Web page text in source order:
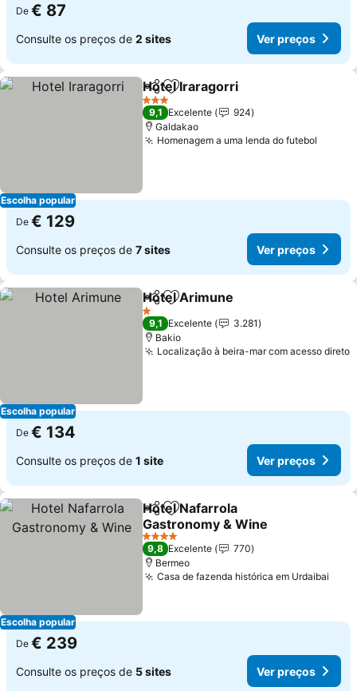
De € 87
Consulte os preços de 2 sites Ver preços
Escolha popular
PartilharAdicionar aos favoritos
Hotel Iraragorri
3 Estrelas
9,1 Excelente
924
Galdakao
Homenagem a uma lenda do futebol
De € 129
Consulte os preços de 7 sites Ver preços
Escolha popular
PartilharAdicionar aos favoritos
Hotel Arimune
1 Estrelas
9,1 Excelente
3.281
Bakio
Localização à beira-mar com acesso direto
De € 134
Consulte os preços de 1 site Ver preços
Escolha popular
PartilharAdicionar aos favoritos
Hotel Nafarrola
Gastronomy & Wine
4 Estrelas
9,8 Excelente
770
Bermeo
Casa de fazenda histórica em Urdaibai
De € 239
Consulte os preços de 5 sites Ver preços